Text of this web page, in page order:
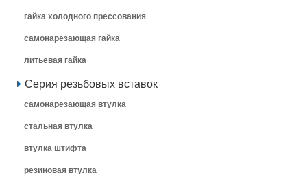
гайка холодного прессования
самонарезающая гайка
литьевая гайка
Серия резьбовых вставок
самонарезающая втулка
стальная втулка
втулка штифта
резиновая втулка